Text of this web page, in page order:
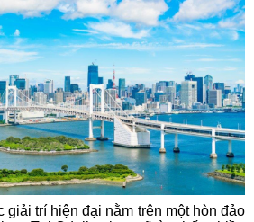
giải trí hiện đại nằm trên một hòn đảo